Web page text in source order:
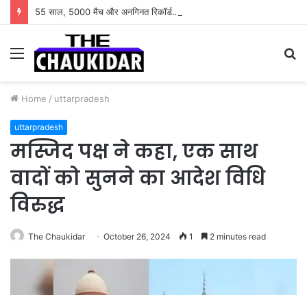
Menu
Home / uttarpradesh
uttarpradesh
मस्जिद पक्ष ने कहा, एक साथ
वादों को सुनने का आदेश विधि
विरुद्ध
The Chaukidar October 26, 2024 1 2 minutes read